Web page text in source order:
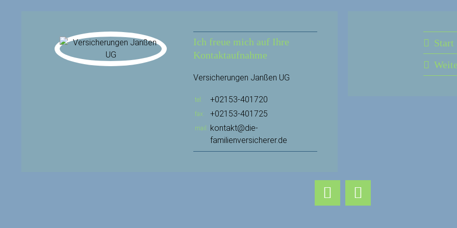
Ich freue mich auf Ihre
Kontaktaufnahme
Versicherungen Janßen UG
tel +02153-401720
fax +02153-401725
mail
kontakt@die-
familienversicherer.de
Start